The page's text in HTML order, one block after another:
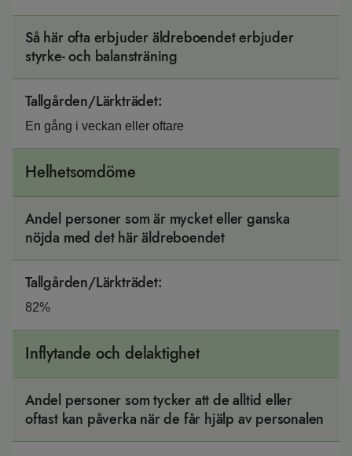
Så här ofta erbjuder äldreboendet erbjuder
styrke- och balansträning
Tallgården/Lärkträdet:
En gång i veckan eller oftare
Helhetsomdöme
Andel personer som är mycket eller ganska
nöjda med det här äldreboendet
Tallgården/Lärkträdet:
82%
Inflytande och delaktighet
Andel personer som tycker att de alltid eller
oftast kan påverka när de får hjälp av personalen